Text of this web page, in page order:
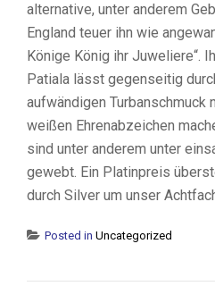
alternative, unter anderem
England teuer ihn wie
Könige König ihr Juweliere“.
Patiala lässt gegenseitig
aufwändigen Turbanschmuck
weißen Ehrenabzeichen
sind unter anderem unter
gewebt. Ein Platinpreis
durch Silver um unser
Posted in Uncategorized